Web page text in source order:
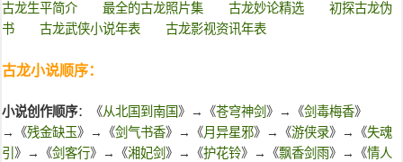
古龙生平简介 最全的古龙照片集 古龙妙论精选
初探古龙伪
书
古龙武侠小说年表 古龙影视资讯年表
古龙小说顺序：
小说创作顺序：《从北国到南国》→《苍穹神剑 》→《剑毒梅香》
→《残金缺玉》→《剑气书香》→《月异星邪》→《游侠录》→《失魂
引 》→《剑客行》→《湘妃剑 》→《护花铃》→《飘香剑雨》→《情人